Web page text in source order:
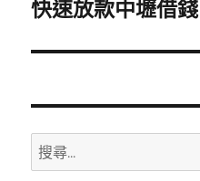
一
文
快速放款中壢借錢
搜
尋